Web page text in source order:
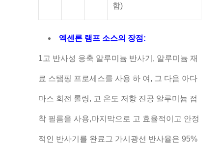
함)
엑센론 램프 소스의 장점:
1고 반사성 응축 알루미늄 반사기, 알루미늄 재
료 스탬핑 프로세스를 사용 하 여, 그 다음 아다
마스 회전 롤링, 고 온도 저항 진공 알루미늄 접
착 필름을 사용,마지막으로 고 효율적이고 안정
적인 반사기를 완료그 가시광선 반사율은 95%